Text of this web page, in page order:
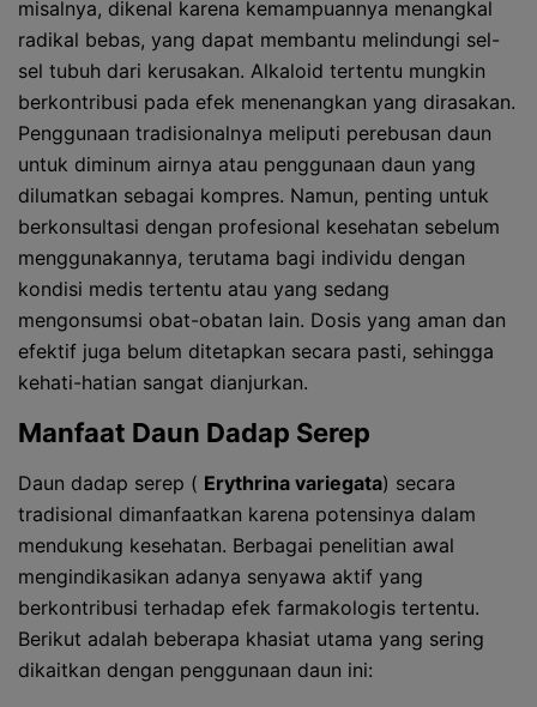
misalnya, dikenal karena kemampuannya menangkal
radikal bebas, yang dapat membantu melindungi sel-
sel tubuh dari kerusakan. Alkaloid tertentu mungkin
berkontribusi pada efek menenangkan yang dirasakan.
Penggunaan tradisionalnya meliputi perebusan daun
untuk diminum airnya atau penggunaan daun yang
dilumatkan sebagai kompres. Namun, penting untuk
berkonsultasi dengan profesional kesehatan sebelum
menggunakannya, terutama bagi individu dengan
kondisi medis tertentu atau yang sedang
mengonsumsi obat-obatan lain. Dosis yang aman dan
efektif juga belum ditetapkan secara pasti, sehingga
kehati-hatian sangat dianjurkan.
Manfaat Daun Dadap Serep
Daun dadap serep ( Erythrina variegata) secara
tradisional dimanfaatkan karena potensinya dalam
mendukung kesehatan. Berbagai penelitian awal
mengindikasikan adanya senyawa aktif yang
berkontribusi terhadap efek farmakologis tertentu.
Berikut adalah beberapa khasiat utama yang sering
dikaitkan dengan penggunaan daun ini: